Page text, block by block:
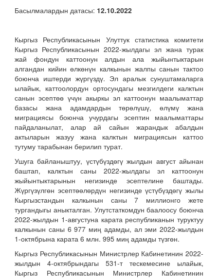
Басылмалардын датасы: 12.10.2022
Кыргыз Республикасынын Улуттук статистика комитети
Кыргыз Республикасынын 2022-жылдагы эл жана турак
жай фондун каттоонун алдын ала жыйынтыктарын
алгандан кийин өлкөнүн калкынын жалпы санын тактоо
боюнча иштерди жүргүздү. Эл аралык сунуштамаларга
ылайык, каттоолордун ортосундагы мезгилдеги калктын
санын эсептөө үчүн акыркы эл каттоонун маалыматтар
базасы жана адамдардын төрөлүшү, өлүмү жана
миграциясы боюнча учурдагы эсептин маалыматтары
пайдаланылат, алар ай сайын жарандык абалдын
актыларын жазуу жана калктын миграциясын каттоо
тутуму тарабынан берилип турат.
Ушуга байланыштуу, үстүбүздөгү жылдын август айынан
баштап, калктын саны 2022-жылдагы эл каттоонун
жыйынтыктарынын негизинде эсептелине баштады.
Жүргүзүлгөн эсептөөлөрдүн негизинде үстүбүздөгү жылы
Кыргызстандын калкынын саны 7 миллионго жете
тургандыгы аныкталган. Улутстаткомдун баалоосу боюнча
2022-жылдын 1-августуна карата республиканын туруктуу
калкынын саны 6 977 миң адамды, ал эми 2022-жылдын
1-октябрына карата 6 млн. 995 миң адамды түзгөн.
Кыргыз Республикасынын Министрлер Кабинетинин 2022-
жылдын 4-октябрындагы 531-т тескемесине ылайык,
Кыргыз Республикасынын Министрлер Кабинетинин